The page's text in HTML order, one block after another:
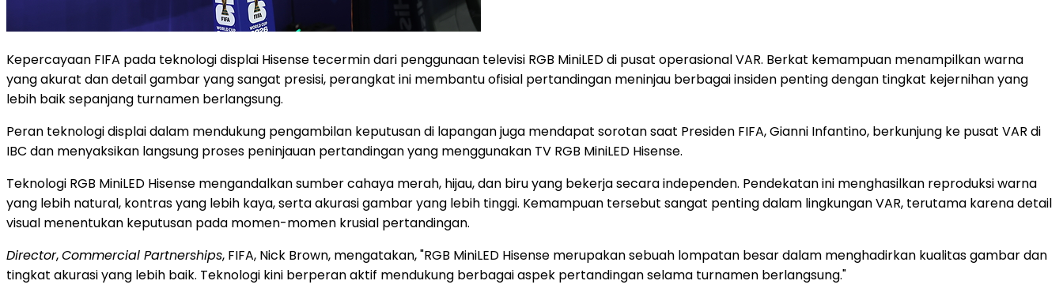
Kepercayaan FIFA pada teknologi displai Hisense tecermin dari penggunaan televisi RGB MiniLED di pusat operasional VAR. Berkat kemampuan menampilkan warna
yang akurat dan detail gambar yang sangat presisi, perangkat ini membantu ofisial pertandingan meninjau berbagai insiden penting dengan tingkat kejernihan yang
lebih baik sepanjang turnamen berlangsung.
Peran teknologi displai dalam mendukung pengambilan keputusan di lapangan juga mendapat sorotan saat Presiden FIFA, Gianni Infantino, berkunjung ke pusat VAR di
IBC dan menyaksikan langsung proses peninjauan pertandingan yang menggunakan TV RGB MiniLED Hisense.
Teknologi RGB MiniLED Hisense mengandalkan sumber cahaya merah, hijau, dan biru yang bekerja secara independen. Pendekatan ini menghasilkan reproduksi warna
yang lebih natural, kontras yang lebih kaya, serta akurasi gambar yang lebih tinggi. Kemampuan tersebut sangat penting dalam lingkungan VAR, terutama karena detail
visual menentukan keputusan pada momen-momen krusial pertandingan.
Director,Commercial Partnerships, FIFA, Nick Brown, mengatakan, "RGB MiniLED Hisense merupakan sebuah lompatan besar dalam menghadirkan kualitas gambar dan
tingkat akurasi yang lebih baik. Teknologi kini berperan aktif mendukung berbagai aspek pertandingan selama turnamen berlangsung."